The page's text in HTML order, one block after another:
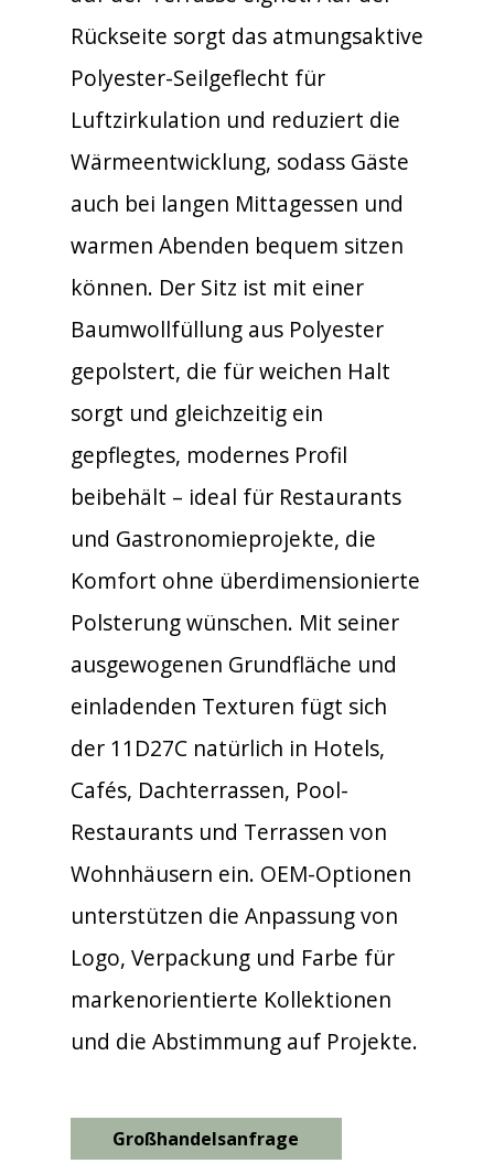
Rückseite sorgt das atmungsaktive
Polyester-Seilgeflecht für
Luftzirkulation und reduziert die
Wärmeentwicklung, sodass Gäste
auch bei langen Mittagessen und
warmen Abenden bequem sitzen
können. Der Sitz ist mit einer
Baumwollfüllung aus Polyester
gepolstert, die für weichen Halt
sorgt und gleichzeitig ein
gepflegtes, modernes Profil
beibehält – ideal für Restaurants
und Gastronomieprojekte, die
Komfort ohne überdimensionierte
Polsterung wünschen. Mit seiner
ausgewogenen Grundfläche und
einladenden Texturen fügt sich
der 11D27C natürlich in Hotels,
Cafés, Dachterrassen, Pool-
Restaurants und Terrassen von
Wohnhäusern ein. OEM-Optionen
unterstützen die Anpassung von
Logo, Verpackung und Farbe für
markenorientierte Kollektionen
und die Abstimmung auf Projekte.
Großhandelsanfrage